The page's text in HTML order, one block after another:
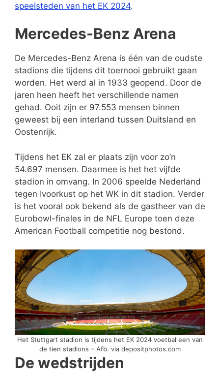
speelsteden van het EK 2024.
Mercedes-Benz Arena
De Mercedes-Benz Arena is één van de oudste
stadions die tijdens dit toernooi gebruikt gaan
worden. Het werd al in 1933 geopend. Door de
jaren heen heeft het verschillende namen
gehad. Ooit zijn er 97.553 mensen binnen
geweest bij een interland tussen Duitsland en
Oostenrijk.
Tijdens het EK zal er plaats zijn voor zo’n
54.697 mensen. Daarmee is het het vijfde
stadion in omvang. In 2006 speelde Nederland
tegen Ivoorkust op het WK in dit stadion. Verder
is het vooral ook bekend als de gastheer van de
Eurobowl-finales in de NFL Europe toen deze
American Football competitie nog bestond.
Het Stuttgart stadion is tijdens het EK 2024 voetbal een van
de tien stadions – Afb. via depositphotos.com
De wedstrijden